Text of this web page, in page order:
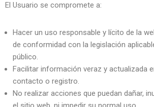
El Usuario se compromete a:
Hacer un uso responsable y lícito de la
de conformidad con la legislación
público.
Facilitar información veraz y actualizada
contacto o registro.
No realizar acciones que puedan dañar,